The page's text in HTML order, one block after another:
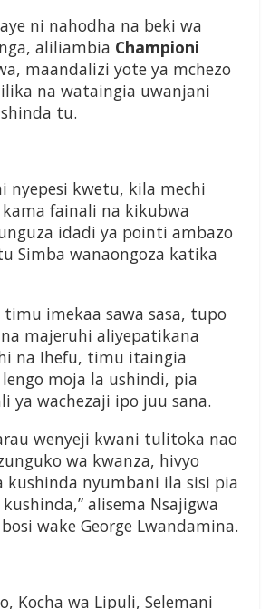
ni nahodha na beki wa
aliliambia Championi
maandalizi yote ya mchezo
na wataingia uwanjani
tu.
nyepesi kwetu, kila mechi
fainali na kikubwa
idadi ya pointi ambazo
Simba wanaongoza katika
timu imekaa sawa sasa, tupo
majeruhi aliyepatikana
na Ihefu, timu itaingia
moja la ushindi, pia
ya wachezaji ipo juu sana.
wenyeji kwani tulitoka nao
wa kwanza, hivyo
kushinda nyumbani ila sisi pia
alisema Nsajigwa
wake George Lwandamina.
Kocha wa Lipuli, Selemani